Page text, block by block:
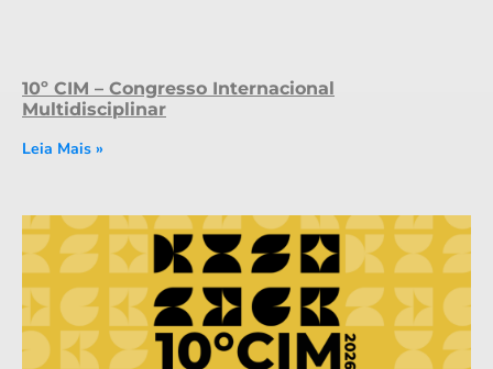
10º CIM – Congresso Internacional
Multidisciplinar
Leia Mais »